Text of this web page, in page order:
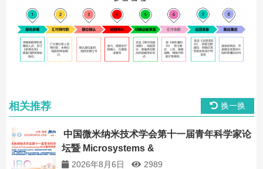
相关推荐 换一换
中国微米纳米技术学会第十一届青年科学家论
坛暨 Microsystems &
Nanoengineering2026 青年科学家研讨会
2026年8月6日
2989